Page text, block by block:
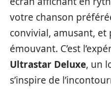
votre chanson
convivial, amusant, et
émouvant. C’est
Ultrastar Deluxe, un
s’inspire de